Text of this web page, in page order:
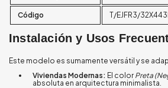
Código T/EJFR3/
Instalación y Usos
Este modelo es sumamente versátil y se
Viviendas Modernas: El color Preta
absoluta en arquitectura minimalista.